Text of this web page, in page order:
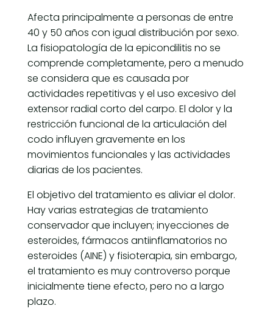
Afecta principalmente a personas de entre
40 y 50 años con igual distribución por sexo.
La fisiopatología de la epicondilitis no se
comprende completamente, pero a menudo
se considera que es causada por
actividades repetitivas y el uso excesivo del
extensor radial corto del carpo. El dolor y la
restricción funcional de la articulación del
codo influyen gravemente en los
movimientos funcionales y las actividades
diarias de los pacientes.
El objetivo del tratamiento es aliviar el dolor.
Hay varias estrategias de tratamiento
conservador que incluyen; inyecciones de
esteroides, fármacos antiinflamatorios no
esteroides (AINE) y fisioterapia, sin embargo,
el tratamiento es muy controverso porque
inicialmente tiene efecto, pero no a largo
plazo.